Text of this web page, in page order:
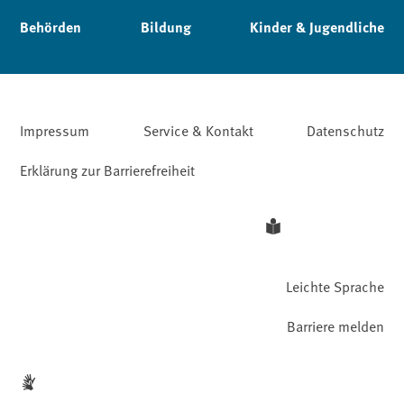
Behörden Bildung Kinder & Jugendliche
Impressum Service & Kontakt
Datenschutz
Erklärung zur Barrierefreiheit
Leichte Sprache
Barriere melden